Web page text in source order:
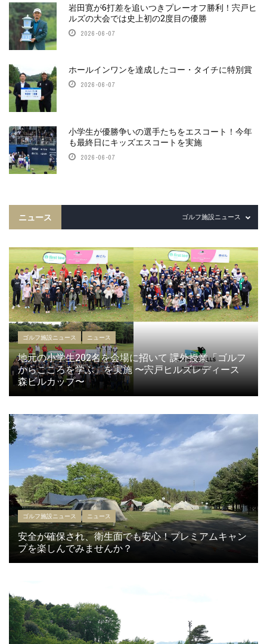
岩田寛が6打差を追いつきプレーオフ勝利！宍戸ヒ
ルズの大会では史上初の2度目の優勝
2026-06-07
ホールインワンを達成したコー・タイチに特別賞
2026-06-07
小学生が優勝争いの選手たちをエスコート！今年
も最終日にキッズエスコートを実施
2026-06-07
ニュース ゴルフ施設ニュース
ゴルフ施設ニュース ニュース
地元の小学生202名を会場に招いて 課外授業「ゴルフ
からこころを学ぶ」を実施 〜宍戸ヒルズレディース
森ビルカップ〜
ゴルフ施設ニュース ニュース
安全が確保され、衛生面でも安心！プレミアムキャン
プを楽しんでみませんか？